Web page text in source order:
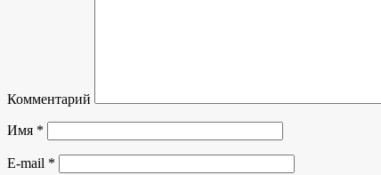
Комментарий
Имя *
E-mail *